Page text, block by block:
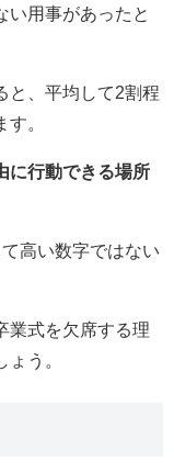
い用事があったと
と、平均して2割程
。
に行動できる場所
高い数字ではない
業式を欠席する理
う。